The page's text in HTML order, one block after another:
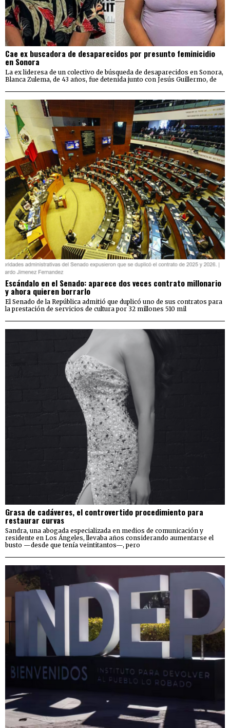
Cae ex buscadora de desaparecidos por presunto feminicidio
en Sonora
La ex lideresa de un colectivo de búsqueda de desaparecidos en Sonora,
Blanca Zulema, de 43 años, fue detenida junto con Jesús Guillermo, de
Escándalo en el Senado: aparece dos veces contrato millonario
y ahora quieren borrarlo
El Senado de la República admitió que duplicó uno de sus contratos para
la prestación de servicios de cultura por 32 millones 510 mil
Grasa de cadáveres, el controvertido procedimiento para
restaurar curvas
Sandra, una abogada especializada en medios de comunicación y
residente en Los Ángeles, llevaba años considerando aumentarse el
busto —desde que tenía veintitantos—, pero